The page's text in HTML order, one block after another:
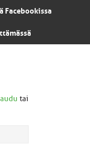
Facebookissa
tai